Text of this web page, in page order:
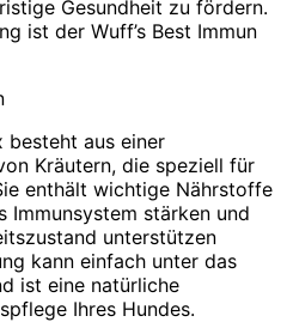
Gesundheit zu fördern.
ist der Wuff’s Best Immun
besteht aus einer
Kräutern, die speziell für
enthält wichtige Nährstoffe
Immunsystem stärken und
unterstützen
kann einfach unter das
ist eine natürliche
Ihres Hundes.